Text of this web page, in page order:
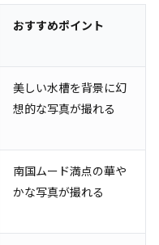
おすすめポイント
美しい水槽を背景に幻
想的な写真が撮れる
南国ムード満点の華や
かな写真が撮れる